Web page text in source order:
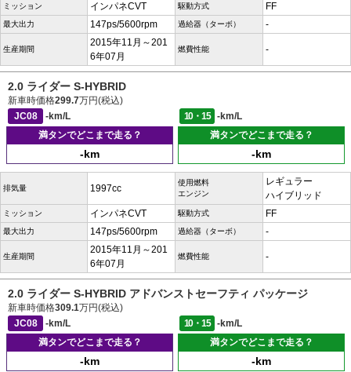
ミッション インパネCVT 駆動方式 FF
最大出力 147ps/5600rpm 過給器（ターボ） -
生産期間
2015年11月～201
6年07月
燃費性能 -
2.0 ライダー S-HYBRID
新車時価格299.7万円(税込)
JC08
-km/L 10・15
-km/L
満タンでどこまで走る？
-km
満タンでどこまで走る？
-km
排気量 1997cc
使用燃料
エンジン
レギュラー
ハイブリッド
ミッション インパネCVT 駆動方式 FF
最大出力 147ps/5600rpm 過給器（ターボ） -
生産期間
2015年11月～201
6年07月
燃費性能 -
2.0 ライダー S-HYBRID アドバンストセーフティ パッケージ
新車時価格309.1万円(税込)
JC08
-km/L 10・15
-km/L
満タンでどこまで走る？
-km
満タンでどこまで走る？
-km